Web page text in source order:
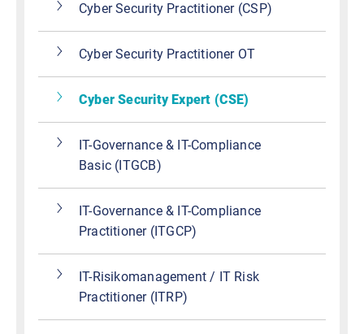
Cyber Security Practitioner (CSP)
Cyber Security Practitioner OT
Cyber Security Expert (CSE)
IT-Governance & IT-Compliance
Basic (ITGCB)
IT-Governance & IT-Compliance
Practitioner (ITGCP)
IT-Risikomanagement / IT Risk
Practitioner (ITRP)